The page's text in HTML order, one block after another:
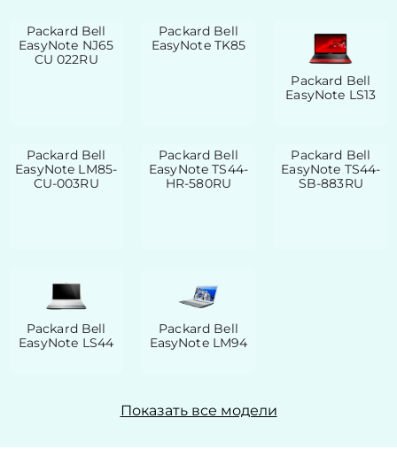
Packard Bell
EasyNote NJ65
CU 022RU
Packard Bell
EasyNote TK85
Packard Bell
EasyNote LS13
Packard Bell
EasyNote LM85-
CU-003RU
Packard Bell
EasyNote TS44-
HR-580RU
Packard Bell
EasyNote TS44-
SB-883RU
Packard Bell
EasyNote LS44
Packard Bell
EasyNote LM94
Показать все модели